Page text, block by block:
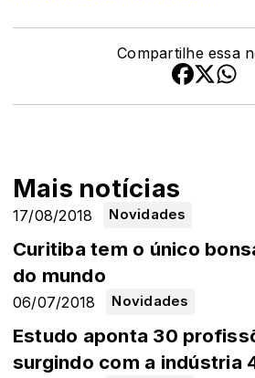
Compartilhe essa
Mais notícias
Novidades
17/08/2018
Curitiba tem o único
do mundo
Novidades
06/07/2018
Estudo aponta 30
surgindo com a indústria